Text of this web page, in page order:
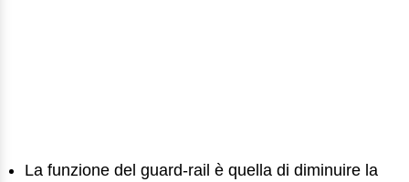
La funzione del guard-rail è quella di diminuire la